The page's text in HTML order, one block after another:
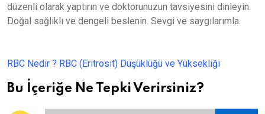
düzenli olarak yaptırın ve doktorunuzun tavsiyesini dinleyin.
Doğal sağlıklı ve dengeli beslenin. Sevgi ve saygılarımla.
RBC Nedir ? RBC (Eritrosit) Düşüklüğü ve Yüksekliği
Bu İçeriğe Ne Tepki Verirsiniz?